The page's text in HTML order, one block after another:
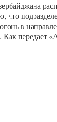
что
в
передает